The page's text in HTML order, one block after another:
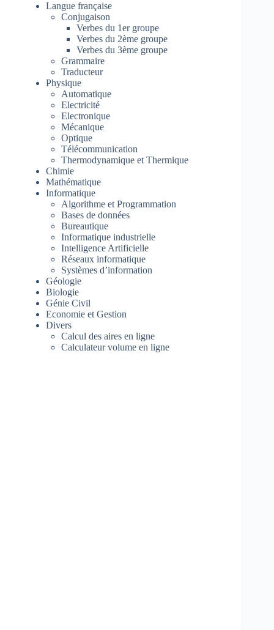
Langue française
Conjugaison
Verbes du 1er groupe
Verbes du 2ème groupe
Verbes du 3ème groupe
Grammaire
Traducteur
Physique
Automatique
Electricité
Electronique
Mécanique
Optique
Télécommunication
Thermodynamique et Thermique
Chimie
Mathématique
Informatique
Algorithme et Programmation
Bases de données
Bureautique
Informatique industrielle
Intelligence Artificielle
Réseaux informatique
Systèmes d’information
Géologie
Biologie
Génie Civil
Economie et Gestion
Divers
Calcul des aires en ligne
Calculateur volume en ligne